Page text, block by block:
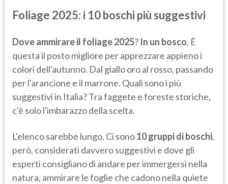
Foliage 2025: i 10 boschi più suggestivi
Dove ammirare il foliage 2025? In un bosco. È
questa il posto migliore per apprezzare appieno i
colori dell'autunno. Dal giallo oro al rosso, passando
per l'arancione e il marrone. Quali sono i più
suggestivi in Italia? Tra faggete e foreste storiche,
c'è solo l'imbarazzo della scelta.
L'elenco sarebbe lungo. Ci sono10 gruppi di boschi,
però, considerati davvero suggestivi e dove gli
esperti consigliano di andare per immergersi nella
natura, ammirare le foglie che cadono nella quiete